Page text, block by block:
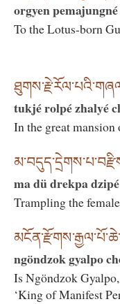
orgyen
To the Lotus-born
tukjé rolpé zhalyé
In the great
ma dü drekpa
Trampling the
ngöndzok gyalpo
Is Ngöndzok
‘King of Manifest